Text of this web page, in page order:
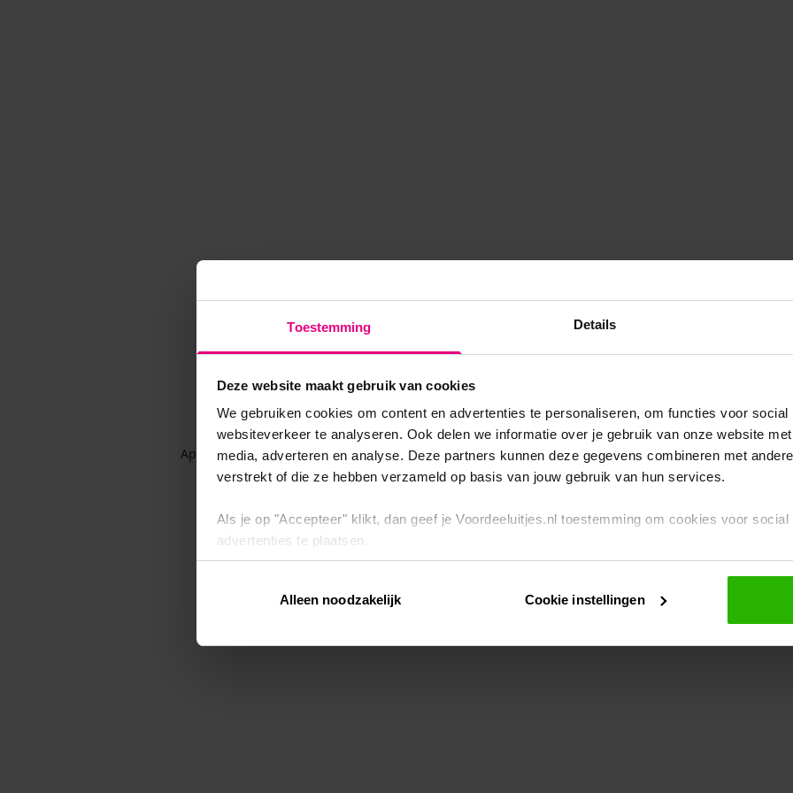
Toestemming Details
Deze website maakt gebruik van cookies
We gebruiken cookies om content en advertenties te personaliseren, om functies voor
websiteverkeer te analyseren. Ook delen we informatie over je gebruik van onze website
media, adverteren en analyse. Deze partners kunnen deze gegevens combineren met
verstrekt of die ze hebben verzameld op basis van jouw gebruik van hun services.
Als je op "Accepteer" klikt, dan geef je Voordeeluitjes.nl toestemming om cookies voor
advertenties te plaatsen.
Via "Cookie instellingen" kun je ook zelf instellen welke cookies worden geplaatst. Je kunt je
intrekken op onscookiebeleid.
Alleen noodzakelijk Cookie instellingen
Application error: a client-side exception has occurred while loadingwww.voordeeluitjes.nl (see the